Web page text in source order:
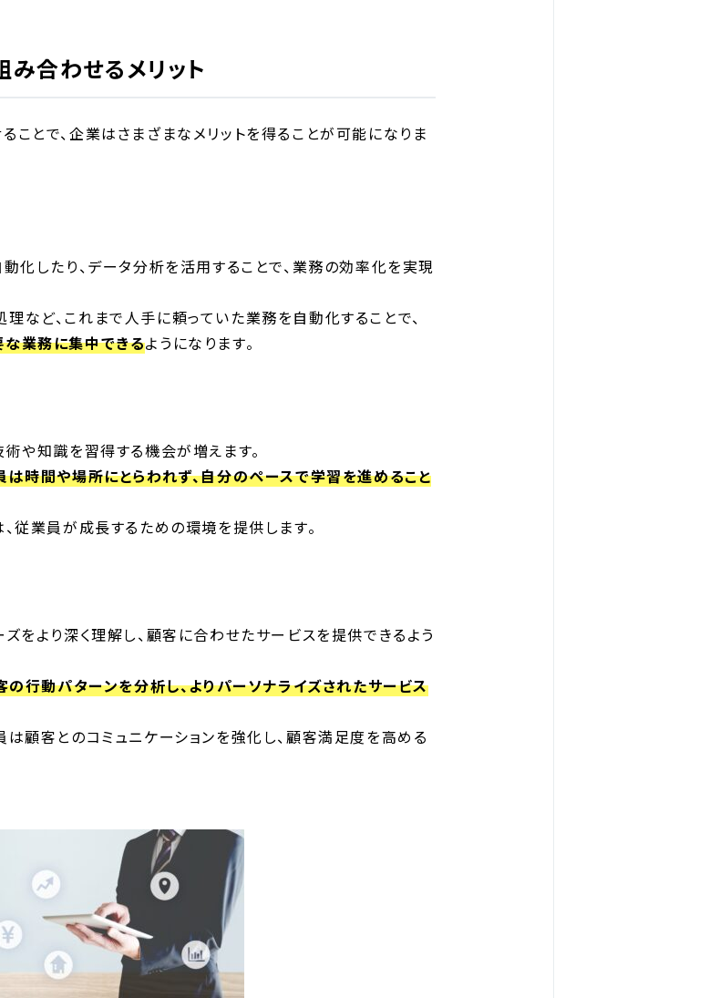
合わせるメリット
ことで、企業はさまざまなメリットを得ることが可能になりま
化したり、データ分析を活用することで、業務の効率化を実現
など、これまで人手に頼っていた業務を自動化することで、
な業務に集中できるようになります。
や知識を習得する機会が増えます。
は時間や場所にとらわれず、自分のペースで学習を進めること
従業員が成長するための環境を提供します。
をより深く理解し、顧客に合わせたサービスを提供できるよう
の行動パターンを分析し、よりパーソナライズされたサービス
は顧客とのコミュニケーションを強化し、顧客満足度を高める